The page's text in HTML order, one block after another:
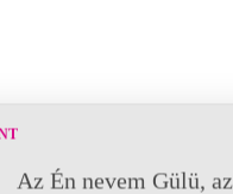
Az Én nevem Gülü,